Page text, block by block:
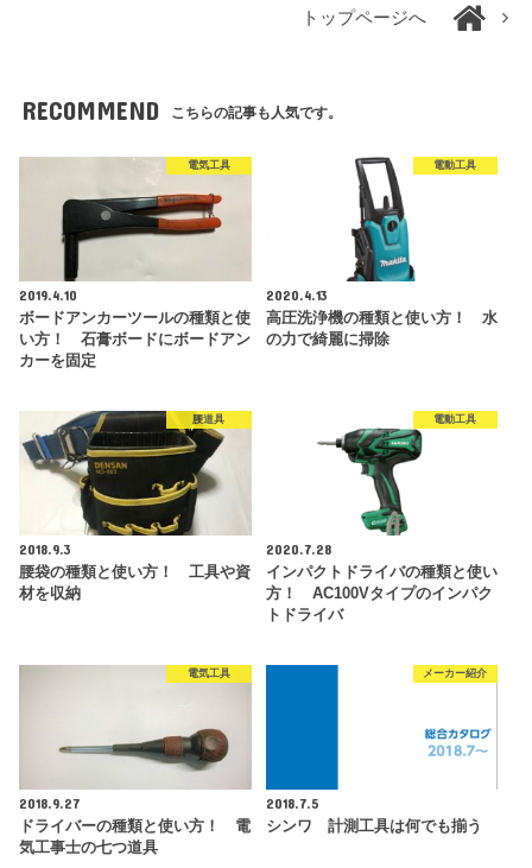
トップページへ
RECOMMEND こちらの記事も人気です。
電気工具
2019.4.10
ボードアンカーツールの種類と使
い方！ 石膏ボードにボードアン
カーを固定
電動工具
2020.4.13
高圧洗浄機の種類と使い方！ 水
の力で綺麗に掃除
腰道具
2018.9.3
腰袋の種類と使い方！ 工具や資
材を収納
電動工具
2020.7.28
インパクトドライバの種類と使い
方！ AC100Vタイプのインパク
トドライバ
電気工具
2018.9.27
ドライバーの種類と使い方！ 電
気工事士の七つ道具
メーカー紹介
2018.7.5
シンワ 計測工具は何でも揃う